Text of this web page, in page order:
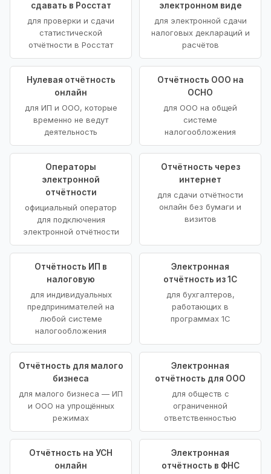
сдавать в Росстат
для проверки и сдачи
статистической
отчётности в Росстат
электронном виде
для электронной сдачи
налоговых деклараций и
расчётов
Нулевая отчётность
онлайн
для ИП и ООО, которые
временно не ведут
деятельность
Отчётность ООО на
ОСНО
для ООО на общей
системе
налогообложения
Операторы
электронной
отчётности
официальный оператор
для подключения
электронной отчётности
Отчётность через
интернет
для сдачи отчётности
онлайн без бумаги и
визитов
Отчётность ИП в
налоговую
для индивидуальных
предпринимателей на
любой системе
налогообложения
Электронная
отчётность из 1С
для бухгалтеров,
работающих в
программах 1С
Отчётность для малого
бизнеса
для малого бизнеса — ИП
и ООО на упрощённых
режимах
Электронная
отчётность для ООО
для обществ с
ограниченной
ответственностью
Отчётность на УСН
онлайн
Электронная
отчётность в ФНС